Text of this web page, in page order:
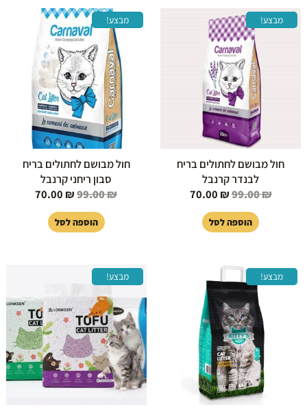
מבצע!
חול מבושם לחתולים בריח
לבנדר קרנבל
99.00₪
המחיר
המקורי
היה:
99.00 ₪.
70.00 ₪
הוספה לסל
מבצע!
חול מבושם לחתולים בריח
סבון ריחני קרנבל
99.00₪
המחיר
המקורי
היה:
99.00 ₪.
70.00 ₪
הוספה לסל
מבצע!
המחיר
המקורי
היה:
69.00 ₪.
מבצע!
היה:
80.00 ₪.
הוא:
50.00 ₪.